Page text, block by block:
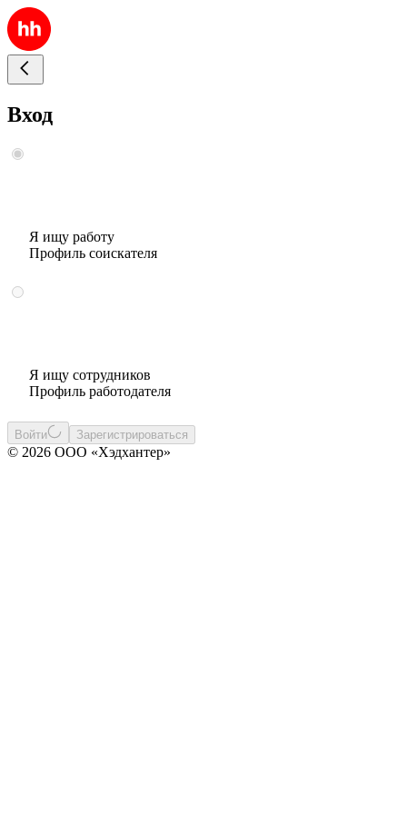
Вход
Я ищу работу
Профиль соискателя
Я ищу сотрудников
Профиль работодателя
Войти Зарегистрироваться
© 2026 ООО «Хэдхантер»